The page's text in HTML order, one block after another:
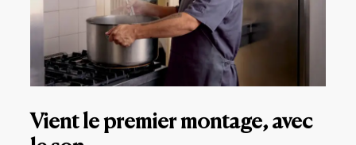
Vient le premier montage, avec